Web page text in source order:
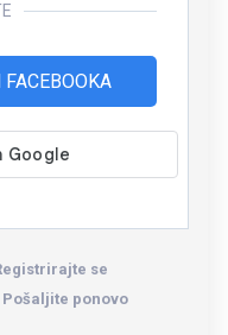
se
Pošaljite ponovo